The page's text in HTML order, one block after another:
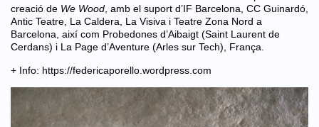
creació de We Wood , amb el suport d’IF Barcelona, CC Guinardó,
Antic Teatre, La Caldera, La Visiva i Teatre Zona Nord a
Barcelona, així com Probedones d’Aibaigt (Saint Laurent de
Cerdans) i La Page d’Aventure (Arles sur Tech), França.
+ Info: https://federicaporello.wordpress.com